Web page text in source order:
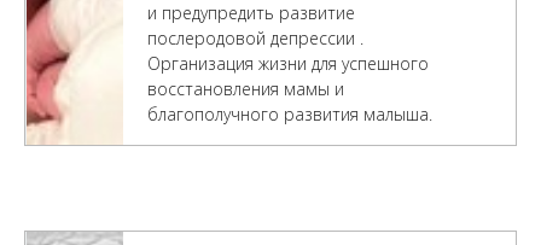
и предупредить развитие
послеродовой депрессии .
Организация жизни для успешного
восстановления мамы и
благополучного развития малыша.